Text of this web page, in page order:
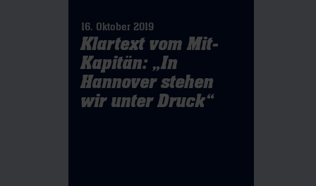
16. Oktober 2019
Klartext vom Mit-
Kapitän: „In
Hannover stehen
wir unter Druck“